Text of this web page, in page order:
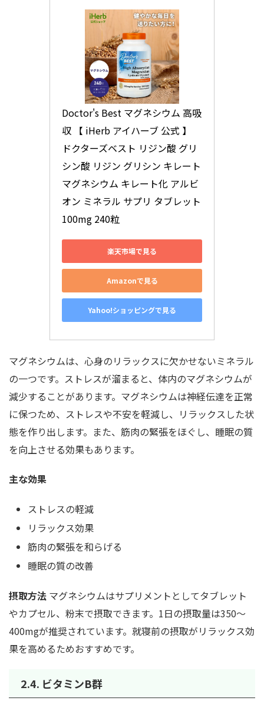
Doctor's Best マグネシウム 高吸
収 【 iHerb アイハーブ 公式 】
ドクターズベスト リジン酸 グリ
シン酸 リジン グリシン キレート
マグネシウム キレート化 アルビ
オン ミネラル サプリ タブレット
100mg 240粒
楽天市場で見る
Amazonで見る
Yahoo!ショッピングで見る
マグネシウムは、心身のリラックスに欠かせないミネラル
の一つです。ストレスが溜まると、体内のマグネシウムが
減少することがあります。マグネシウムは神経伝達を正常
に保つため、ストレスや不安を軽減し、リラックスした状
態を作り出します。また、筋肉の緊張をほぐし、睡眠の質
を向上させる効果もあります。
主な効果
ストレスの軽減
リラックス効果
筋肉の緊張を和らげる
睡眠の質の改善
摂取方法 マグネシウムはサプリメントとしてタブレット
やカプセル、粉末で摂取できます。1日の摂取量は350〜
400mgが推奨されています。就寝前の摂取がリラックス効
果を高めるためおすすめです。
2.4. ビタミンB群